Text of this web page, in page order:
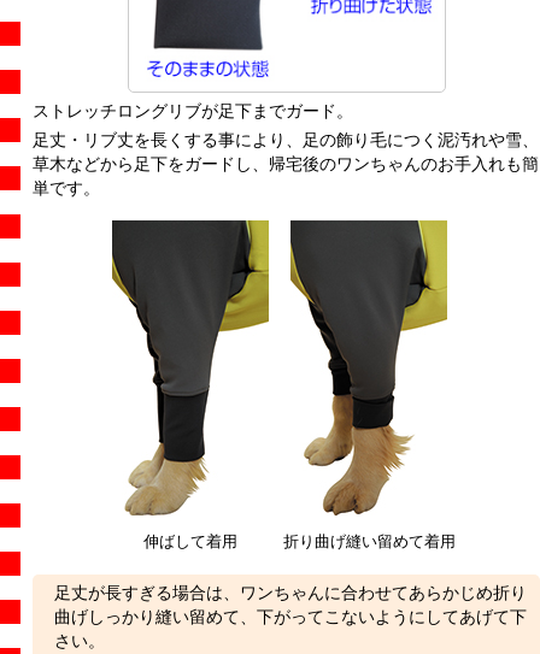
ストレッチロングリブが足下までガード。
足丈・リブ丈を長くする事により、足の飾り毛につく泥汚れや雪、
草木などから足下をガードし、帰宅後のワンちゃんのお手入れも簡
単です。
伸ばして着用 折り曲げ縫い留めて着用
足丈が長すぎる場合は、ワンちゃんに合わせてあらかじめ折り
曲げしっかり縫い留めて、下がってこないようにしてあげて下
さい。